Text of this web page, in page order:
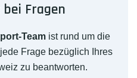
Fragen
Teamist rund um die
Frage bezüglich Ihres
zu beantworten.